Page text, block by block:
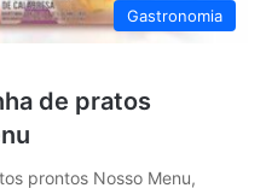
Gastronomia
de pratos
prontos Nosso Menu,